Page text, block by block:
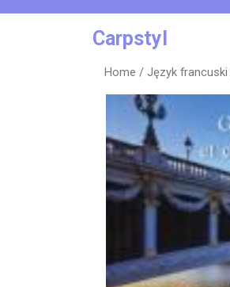
Carpstyl
Home / Język francuski